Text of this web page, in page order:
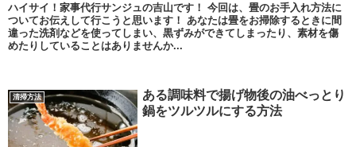
ハイサイ！家事代行サンジュの吉山です！ 今回は、畳のお手入れ方法に
ついてお伝えして行こうと思います！ あなたは畳をお掃除するときに間
違った洗剤などを使ってしまい、黒ずみができてしまったり、素材を傷
めたりしていることはありませんか...
清掃方法
ある調味料で揚げ物後の油べっとり
鍋をツルツルにする方法